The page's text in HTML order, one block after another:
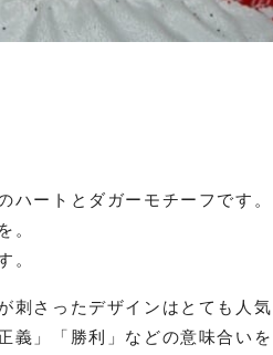
ハートとダガーモチーフです。
。
。
刺さったデザインはとても人気
義」「勝利」などの意味合いを